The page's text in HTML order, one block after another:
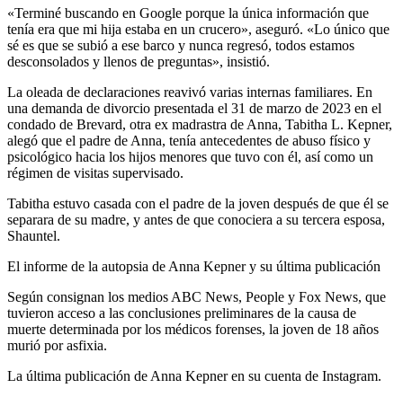
«Terminé buscando en Google porque la única información que
tenía era que mi hija estaba en un crucero», aseguró. «Lo único que
sé es que se subió a ese barco y nunca regresó, todos estamos
desconsolados y llenos de preguntas», insistió.
La oleada de declaraciones reavivó varias internas familiares. En
una demanda de divorcio presentada el 31 de marzo de 2023 en el
condado de Brevard, otra ex madrastra de Anna, Tabitha L. Kepner,
alegó que el padre de Anna, tenía antecedentes de abuso físico y
psicológico hacia los hijos menores que tuvo con él, así como un
régimen de visitas supervisado.
Tabitha estuvo casada con el padre de la joven después de que él se
separara de su madre, y antes de que conociera a su tercera esposa,
Shauntel.
El informe de la autopsia de Anna Kepner y su última publicación
Según consignan los medios ABC News, People y Fox News, que
tuvieron acceso a las conclusiones preliminares de la causa de
muerte determinada por los médicos forenses, la joven de 18 años
murió por asfixia.
La última publicación de Anna Kepner en su cuenta de Instagram.